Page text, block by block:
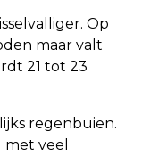
Op
maar valt
21 tot 23
regenbuien.
veel